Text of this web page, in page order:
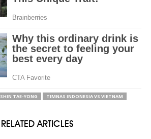
SHIN TAE-YONG TIMNAS INDONESIA VS VIETNAM
RELATED ARTICLES